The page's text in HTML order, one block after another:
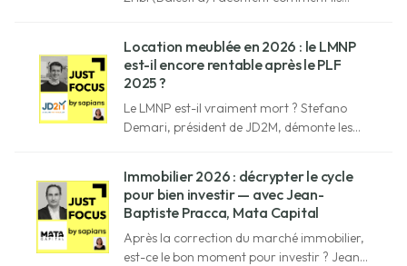
Location meublée en 2026 : le LMNP
est-il encore rentable après le PLF
2025 ?
Le LMNP est-il vraiment mort ? Stefano
Demari, président de JD2M, démonte les
rentabilité des investisseurs en meublé.
Immobilier 2026 : décrypter le cycle
pour bien investir — avec Jean-
Baptiste Pracca, Mata Capital
Après la correction du marché immobilier,
est-ce le bon moment pour investir ? Jean-